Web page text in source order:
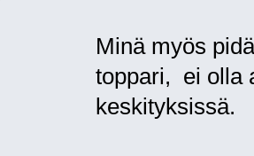
Minä myös
toppari, ei olla
keskityksissä.